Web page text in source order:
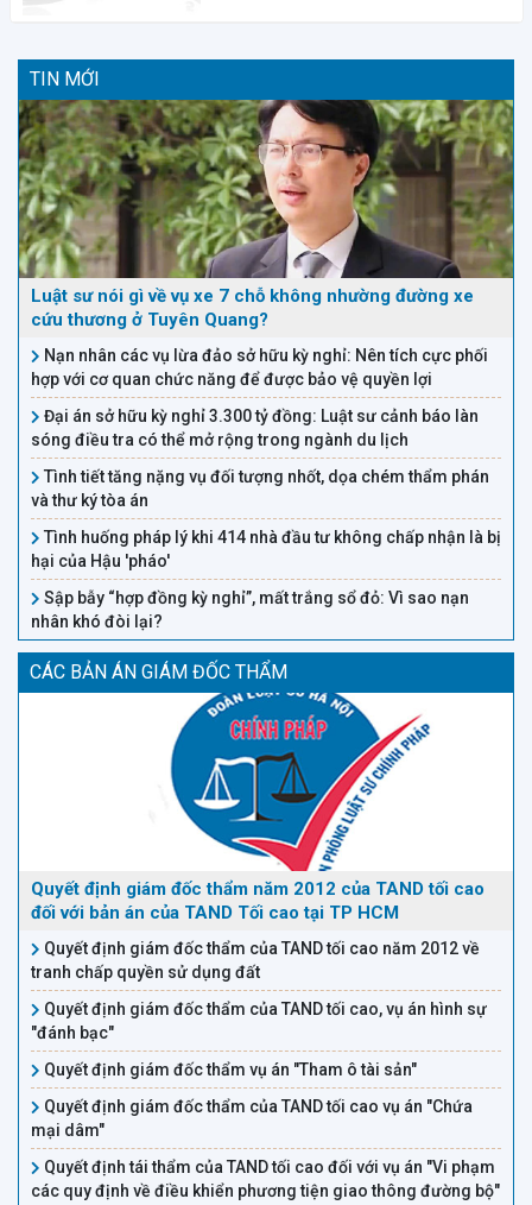
TIN MỚI
Luật sư nói gì về vụ xe 7 chỗ không nhường đường xe
cứu thương ở Tuyên Quang?
Nạn nhân các vụ lừa đảo sở hữu kỳ nghỉ: Nên tích cực phối
hợp với cơ quan chức năng để được bảo vệ quyền lợi
Đại án sở hữu kỳ nghỉ 3.300 tỷ đồng: Luật sư cảnh báo làn
sóng điều tra có thể mở rộng trong ngành du lịch
Tình tiết tăng nặng vụ đối tượng nhốt, dọa chém thẩm phán
và thư ký tòa án
Tình huống pháp lý khi 414 nhà đầu tư không chấp nhận là bị
hại của Hậu 'pháo'
Sập bẫy “hợp đồng kỳ nghỉ”, mất trắng sổ đỏ: Vì sao nạn
nhân khó đòi lại?
CÁC BẢN ÁN GIÁM ĐỐC THẨM
Quyết định giám đốc thẩm năm 2012 của TAND tối cao
đối với bản án của TAND Tối cao tại TP HCM
Quyết định giám đốc thẩm của TAND tối cao năm 2012 về
tranh chấp quyền sử dụng đất
Quyết định giám đốc thẩm của TAND tối cao, vụ án hình sự
"đánh bạc"
Quyết định giám đốc thẩm vụ án "Tham ô tài sản"
Quyết định giám đốc thẩm của TAND tối cao vụ án "Chứa
mại dâm"
Quyết định tái thẩm của TAND tối cao đối với vụ án "Vi phạm
các quy định về điều khiển phương tiện giao thông đường bộ"